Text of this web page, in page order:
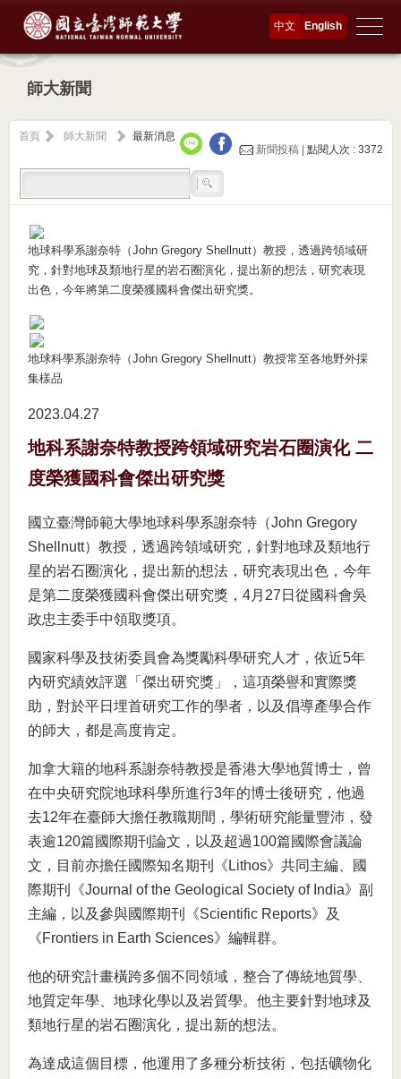
English
中文
師大新聞
首頁 師大新聞
最新消息
新聞投稿 |點閱人次 : 3372
地球科學系謝奈特（John Gregory Shellnutt）教授，透過跨領域研
究，針對地球及類地行星的岩石圈演化，提出新的想法，研究表現
出色，今年將第二度榮獲國科會傑出研究獎。
地球科學系謝奈特（John Gregory Shellnutt）教授常至各地野外採
集樣品
2023.04 27
地科系謝奈特教授跨領域研究岩石圈演化 二
度榮獲國科會傑出研究獎
國立臺灣師範大學地球科學系謝奈特（John Gregory
Shellnutt）教授，透過跨領域研究，針對地球及類地行
星的岩石圈演化，提出新的想法，研究表現出色，今年
是第二度榮獲國科會傑出研究獎，4月27日從國科會吳
政忠主委手中領取獎項。
國家科學及技術委員會為獎勵科學研究人才，依近5年
內研究績效評選「傑出研究獎」，這項榮譽和實際獎
助，對於平日埋首研究工作的學者，以及倡導產學合作
的師大，都是高度肯定。
加拿大籍的地科系謝奈特教授是香港大學地質博士，曾
在中央研究院地球科學所進行3年的博士後研究，他過
去12年在臺師大擔任教職期間，學術研究能量豐沛，發
表逾120篇國際期刊論文，以及超過100篇國際會議論
文，目前亦擔任國際知名期刊《Lithos》共同主編、國
際期刊《Journal of the Geological Society of India》副
主編，以及參與國際期刊《Scientific Reports》及
《Frontiers in Earth Sciences》編輯群。
他的研究計畫橫跨多個不同領域，整合了傳統地質學、
地質定年學、地球化學以及岩質學。他主要針對地球及
類地行星的岩石圈演化，提出新的想法。
為達成這個目標，他運用了多種分析技術，包括礦物化